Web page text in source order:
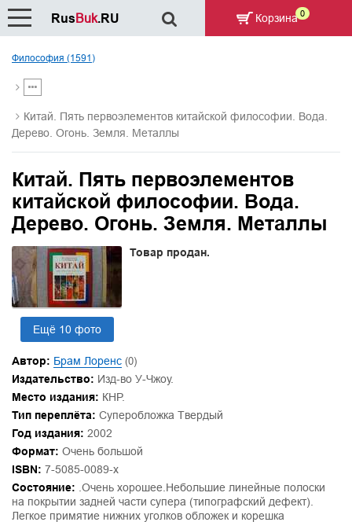
Философия (1591)
Китай. Пять первоэлементов китайской философии. Вода.
Дерево. Огонь. Земля. Металлы
Китай. Пять первоэлементов
китайской философии. Вода.
Дерево. Огонь. Земля. Металлы
Ещё 10 фото
Товар продан.
Автор: Брам Лоренс (0)
Издательство: Изд-во У-Чжоу.
Место издания: КНР.
Тип переплёта: Суперобложка Твердый
Год издания: 2002
Формат: Очень большой
ISBN: 7-5085-0089-х
Состояние: .Очень хорошее.Небольшие линейные полоски
на покрытии задней части супера (типографский дефект).
Легкое примятие нижних уголков обложек и корешка
RusBuk.RU Корзина 0